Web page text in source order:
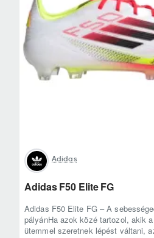
Adidas
Adidas F50 Elite FG
Adidas F50 Elite FG – A
pályánHa azok közé tartozol, akik
ütemmel szeretnek lépést váltani,